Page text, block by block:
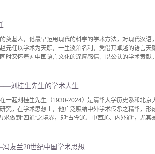
奠基人，他最早运用现代的科学的学术方法，对现代汉
元任以学术为天职，一生淡泊名利，凭借其卓越的语言
时又怀着对中国语言文化的深厚感情，以公认的学术贡献
刘桂生先生的学术人生
一起刘桂生先生（1930-2024）是清华大学历史系和北
究，在学术思想上，他广泛吸纳中外学术传承之精华，形
求做到“四通”之境界，即“古今通、中西通、内外通”，尤其
友兰20世纪中国学术思想